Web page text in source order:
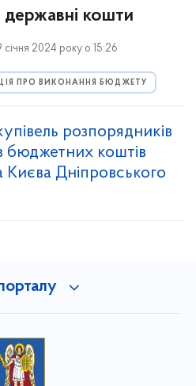
державні кошти
січня 2024 року о 15:26
ПРО ВИКОНАННЯ БЮДЖЕТУ
розпорядників
бюджетних коштів
Києва Дніпровського